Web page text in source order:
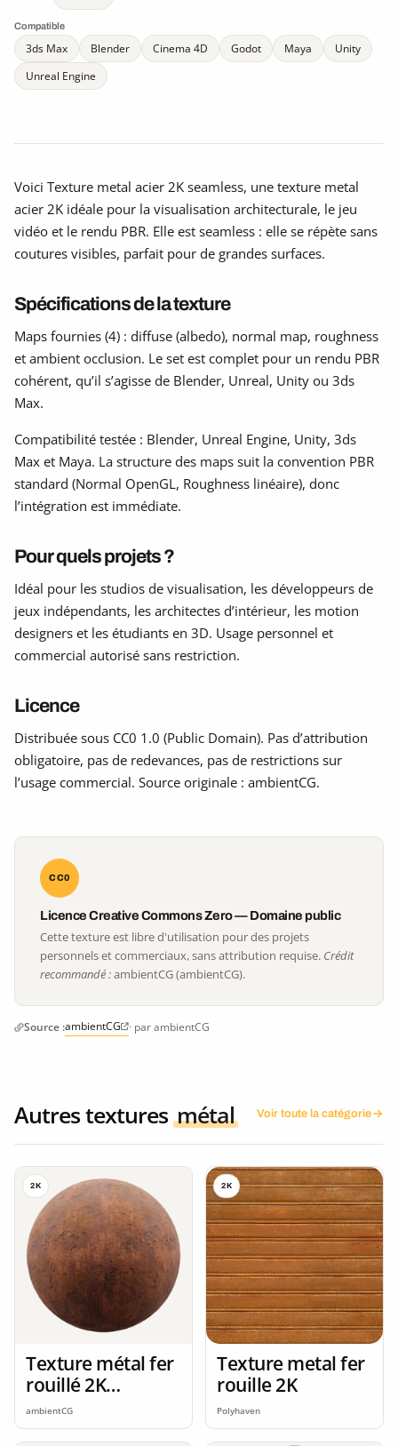
Compatible
3ds Max Blender Cinema 4D Godot Maya
Unity
Unreal Engine
Voici Texture metal acier 2K seamless, une texture metal
acier 2K idéale pour la visualisation architecturale, le jeu
vidéo et le rendu PBR. Elle est seamless : elle se répète sans
coutures visibles, parfait pour de grandes surfaces.
Spécifications de la texture
Maps fournies (4) : diffuse (albedo), normal map, roughness
et ambient occlusion. Le set est complet pour un rendu PBR
cohérent, qu’il s’agisse de Blender, Unreal, Unity ou 3ds
Max.
Compatibilité testée : Blender, Unreal Engine, Unity, 3ds
Max et Maya. La structure des maps suit la convention PBR
standard (Normal OpenGL, Roughness linéaire), donc
l’intégration est immédiate.
Pour quels projets ?
Idéal pour les studios de visualisation, les développeurs de
jeux indépendants, les architectes d’intérieur, les motion
designers et les étudiants en 3D. Usage personnel et
commercial autorisé sans restriction.
Licence
Distribuée sous CC0 1.0 (Public Domain). Pas d’attribution
obligatoire, pas de redevances, pas de restrictions sur
l’usage commercial. Source originale : ambientCG.
CC0
Licence Creative Commons Zero — Domaine public
Cette texture est libre d'utilisation pour des projets
personnels et commerciaux, sans attribution requise. Crédit
recommandé :ambientCG (ambientCG).
Source :ambientCG · par ambientCG
Autres textures métal Voir toute la catégorie
2K
Texture métal fer
rouillé 2K
seamless
ambientCG
2K
Texture metal fer
rouille 2K
Polyhaven